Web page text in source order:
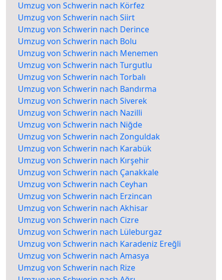
Umzug von Schwerin nach Körfez
Umzug von Schwerin nach Siirt
Umzug von Schwerin nach Derince
Umzug von Schwerin nach Bolu
Umzug von Schwerin nach Menemen
Umzug von Schwerin nach Turgutlu
Umzug von Schwerin nach Torbalı
Umzug von Schwerin nach Bandırma
Umzug von Schwerin nach Siverek
Umzug von Schwerin nach Nazilli
Umzug von Schwerin nach Niğde
Umzug von Schwerin nach Zonguldak
Umzug von Schwerin nach Karabük
Umzug von Schwerin nach Kırşehir
Umzug von Schwerin nach Çanakkale
Umzug von Schwerin nach Ceyhan
Umzug von Schwerin nach Erzincan
Umzug von Schwerin nach Akhisar
Umzug von Schwerin nach Cizre
Umzug von Schwerin nach Lüleburgaz
Umzug von Schwerin nach Karadeniz Ereğli
Umzug von Schwerin nach Amasya
Umzug von Schwerin nach Rize